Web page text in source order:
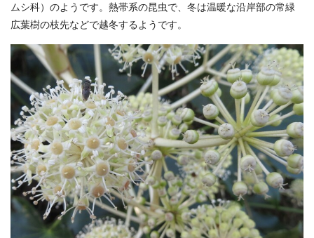
ムシ科）のようです。熱帯系の昆虫で、冬は温暖な沿岸部の常緑
広葉樹の枝先などで越冬するようです。